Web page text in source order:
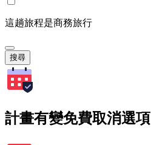
這趟旅程是商務旅行
搜尋
計畫有變免費取消選項